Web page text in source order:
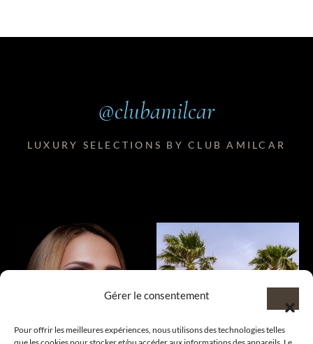
Gérer le consentement
Pour offrir les meilleures expériences, nous utilisons des technologies telles
@clubamilcar
LUXURY SELECTIONS BY CLUB AMILCAR